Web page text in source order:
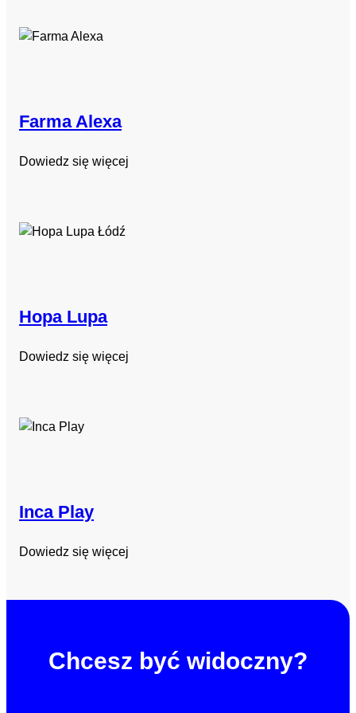
Farma Alexa
Dowiedz się więcej
Hopa Lupa
Dowiedz się więcej
Inca Play
Dowiedz się więcej
Chcesz być widoczny?